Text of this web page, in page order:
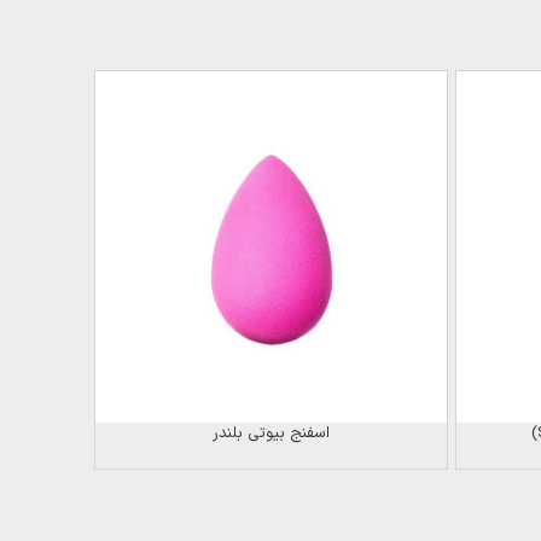
اسفنج بیوتی بلندر